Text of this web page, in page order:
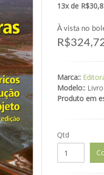
13x de
À vista no
Marca::
Modelo:: Livro
Produto em
Qtd